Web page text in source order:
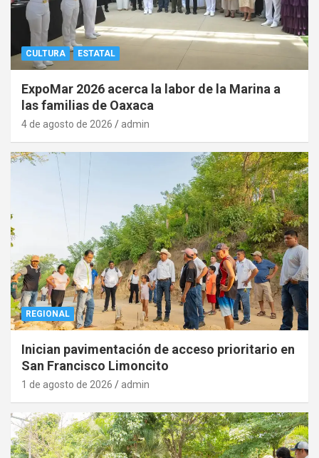
CULTURA ESTATAL
ExpoMar 2026 acerca la labor de la Marina a
las familias de Oaxaca
4 de agosto de 2026 admin
REGIONAL
Inician pavimentación de acceso prioritario en
San Francisco Limoncito
1 de agosto de 2026 admin